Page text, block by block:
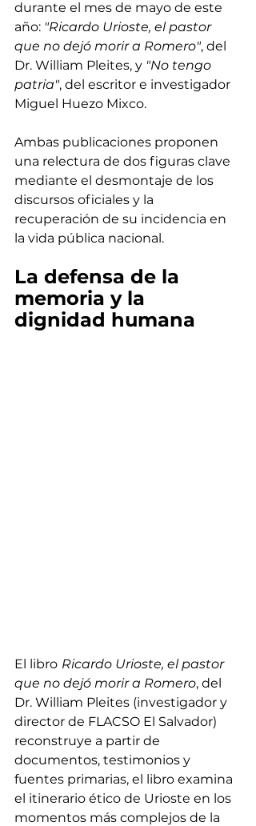
durante el mes de mayo de este
año: "Ricardo Urioste, el pastor
que no dejó morir a Romero", del
Dr. William Pleites, y "No tengo
patria", del escritor e investigador
Miguel Huezo Mixco.
Ambas publicaciones proponen
una relectura de dos figuras clave
mediante el desmontaje de los
discursos oficiales y la
recuperación de su incidencia en
la vida pública nacional.
La defensa de la
memoria y la
dignidad humana
El libro Ricardo Urioste, el pastor
que no dejó morir a Romero, del
Dr. William Pleites (investigador y
director de FLACSO El Salvador)
reconstruye a partir de
documentos, testimonios y
fuentes primarias, el libro examina
el itinerario ético de Urioste en los
momentos más complejos de la